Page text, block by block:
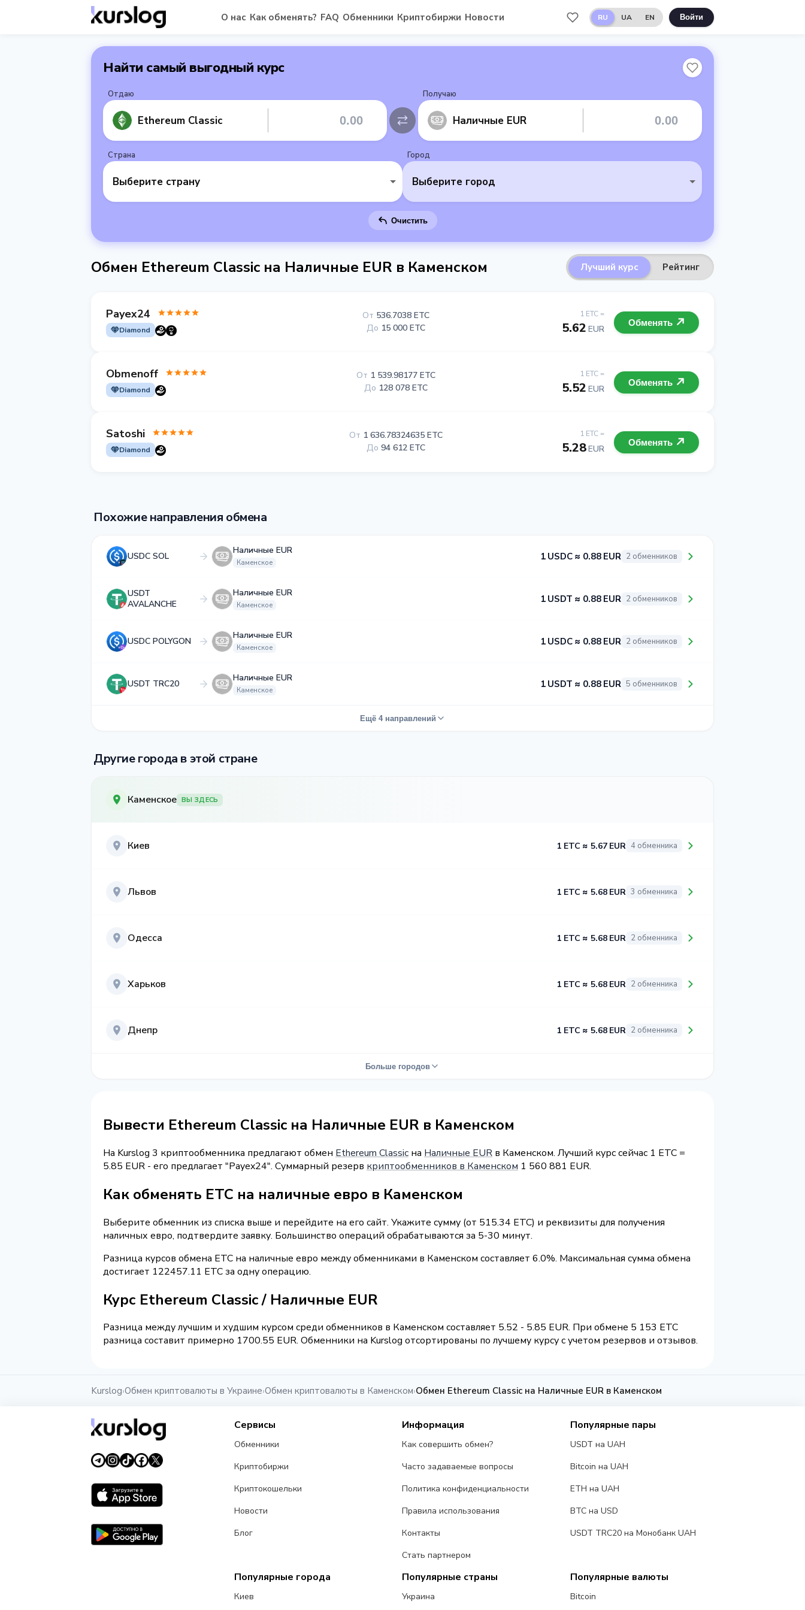
О нас Как обменять? FAQ Обменники Криптобиржи Новости RU UA EN Войти
Найти самый выгодный курс
Отдаю
Ethereum Classic
Получаю
Наличные EUR
Страна
Выберите страну
Город
Выберите город
Очистить
Обмен Ethereum Classic на Наличные EUR в Каменском Лучший курс Рейтинг
Payex24
Diamond
1 ETC =
5.62 EUR
От 536.7038 ETC
До 15 000 ETC Обменять
Obmenoff
Diamond
1 ETC =
5.52 EUR
От 1 539.98177 ETC
До 128 078 ETC Обменять
Satoshi
Diamond
1 ETC =
5.28EUR
От 1 636.78324635 ETC
До 94 612 ETC Обменять
Похожие направления обмена
USDC SOL
Наличные EUR
Каменское
1 USDC ≈ 0.88 EUR 2 обменников
USDT
AVALANCHE
Наличные EUR
Каменское
1 USDT ≈ 0.88 EUR 2 обменников
USDC POLYGON
Наличные EUR
Каменское
1 USDC ≈ 0.88 EUR 2 обменников
USDT TRC20
Наличные EUR
Каменское
1 USDT ≈ 0.88 EUR 5 обменников
Ещё 4 направлений
Другие города в этой стране
Каменское ВЫ ЗДЕСЬ
Киев 1 ETC ≈ 5.67 EUR 4 обменника
Львов 1 ETC ≈ 5.68 EUR 3 обменника
Одесса 1 ETC ≈ 5.68 EUR 2 обменника
Харьков 1 ETC ≈ 5.68 EUR 2 обменника
Днепр 1 ETC ≈ 5.68 EUR 2 обменника
Больше городов
Вывести Ethereum Classic на Наличные EUR в Каменском
На Kurslog 3 криптообменника предлагают обмен Ethereum Classic на Наличные EUR в Каменском. Лучший курс сейчас 1 ETC =
5.85 EUR - его предлагает "Payex24". Суммарный резерв криптообменников в Каменском 1 560 881 EUR.
Как обменять ETC на наличные евро в Каменском
Выберите обменник из списка выше и перейдите на его сайт. Укажите сумму (от 515.34 ETC) и реквизиты для получения
наличных евро, подтвердите заявку. Большинство операций обрабатываются за 5-30 минут.
Разница курсов обмена ETC на наличные евро между обменниками в Каменском составляет 6.0%. Максимальная сумма обмена
достигает 122457.11 ETC за одну операцию.
Курс Ethereum Classic / Наличные EUR
Разница между лучшим и худшим курсом среди обменников в Каменском составляет 5.52 - 5.85 EUR. При обмене 5 153 ETC
разница составит примерно 1700.55 EUR. Обменники на Kurslog отсортированы по лучшему курсу с учетом резервов и отзывов.
Kurslog›Обмен криптовалюты в Украине›Обмен криптовалюты в Каменском›Обмен Ethereum Classic на Наличные EUR в Каменском
Сервисы
Обменники
Криптобиржи
Криптокошельки
Новости
Блог
Информация
Как совершить обмен?
Часто задаваемые вопросы
Политика конфиденциальности
Правила использования
Контакты
Стать партнером
Популярные пары
USDT на UAH
Bitcoin на UAH
ETH на UAH
BTC на USD
USDT TRC20 на Монобанк UAH
Популярные города
Киев
Популярные страны
Украина
Популярные валюты
Bitcoin